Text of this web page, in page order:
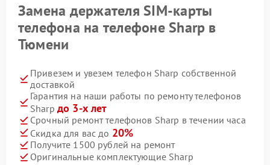
Замена держателя SIM-карты
телефона на телефоне Sharp в
Тюмени
Привезем и увезем телефон Sharp собственной
доставкой
Гарантия на наши работы по ремонту телефонов
Sharp до 3-х лет
Срочный ремонт телефонов Sharp в течении часа
Скидка для вас до 20%
Получите 1500 рублей на ремонт
Оригинальные комплектующие Sharp